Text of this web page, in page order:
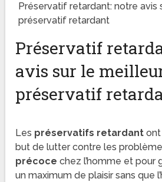
Préservatif retardant: notre avis
préservatif retardant
Préservatif
avis sur le
préservatif
Les préservatifs retardant
but de lutter contre les
précoce chez l’homme et pour
un maximum de plaisir sans que